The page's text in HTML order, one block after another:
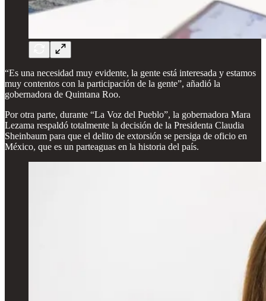
“Es una necesidad muy evidente, la gente está interesada y estamos
muy contentos con la participación de la gente”, añadió la
gobernadora de Quintana Roo.
Por otra parte, durante “La Voz del Pueblo”, la gobernadora Mara
Lezama respaldó totalmente la decisión de la Presidenta Claudia
Sheinbaum para que el delito de extorsión se persiga de oficio en
México, que es un parteaguas en la historia del país.